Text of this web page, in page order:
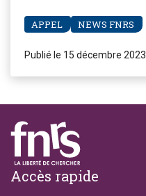
APPEL NEWS FNRS
Publié le 15 décembre 2023
Footer
Accès rapide